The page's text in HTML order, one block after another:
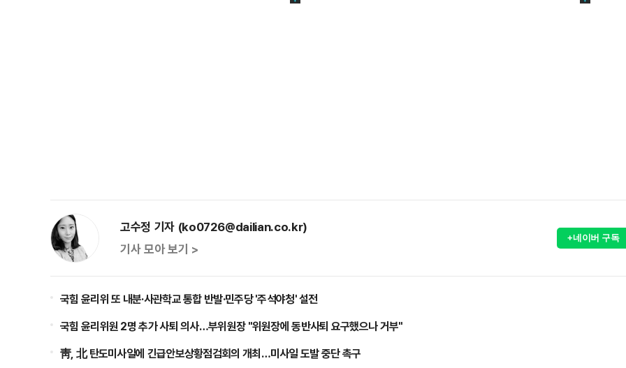
고수정 기자 (ko0726@dailian.co.kr)
기사 모아 보기 >
+네이버 구독
국힘 윤리위 또 내분·사관학교 통합 반발·민주당 '주석야청' 설전
국힘 윤리위원 2명 추가 사퇴 의사…부위원장 "위원장에 동반사퇴 요구했으나 거부"
靑, 北 탄도미사일에 긴급안보상황점검회의 개최…미사일 도발 중단 촉구